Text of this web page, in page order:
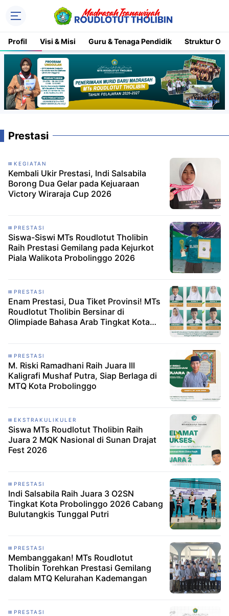
Profil Visi & Misi Guru & Tenaga Pendidik Struktur
Prestasi
KEGIATAN
Kembali Ukir Prestasi, Indi Salsabila
Borong Dua Gelar pada Kejuaraan
Victory Wiraraja Cup 2026
PRESTASI
Siswa-Siswi MTs Roudlotut Tholibin
Raih Prestasi Gemilang pada Kejurkot
Piala Walikota Probolinggo 2026
PRESTASI
Enam Prestasi, Dua Tiket Provinsi! MTs
Roudlotut Tholibin Bersinar di
Olimpiade Bahasa Arab Tingkat Kota
PRESTASI
M. Riski Ramadhani Raih Juara III
Kaligrafi Mushaf Putra, Siap Berlaga di
MTQ Kota Probolinggo
EKSTRAKULIKULER
Siswa MTs Roudlotut Tholibin Raih
Juara 2 MQK Nasional di Sunan Drajat
Fest 2026
PRESTASI
Indi Salsabila Raih Juara 3 O2SN
Tingkat Kota Probolinggo 2026 Cabang
Bulutangkis Tunggal Putri
PRESTASI
Membanggakan! MTs Roudlotut
Tholibin Torehkan Prestasi Gemilang
dalam MTQ Kelurahan Kademangan
PRESTASI